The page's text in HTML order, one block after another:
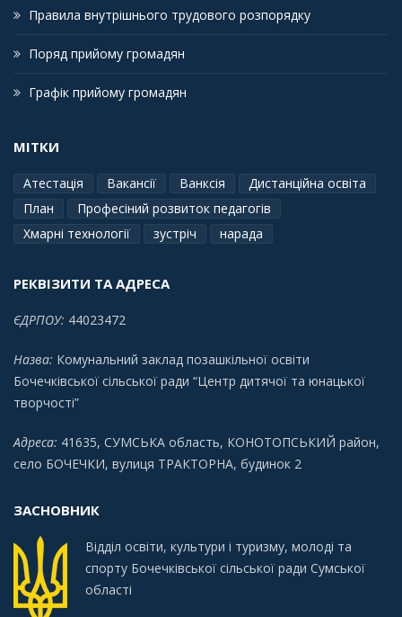
Правила внутрішнього трудового розпорядку
Поряд прийому громадян
Графік прийому громадян
МІТКИ
Атестація Вакансії Ванксія
Дистанційна освіта
План
Професіний розвиток педагогів
Хмарні технології
зустріч нарада
РЕКВІЗИТИ ТА АДРЕСА
ЄДРПОУ: 44023472
Назва: Комунальний заклад позашкільної освіти
Бочечківської сільської ради “Центр дитячої та юнацької
творчості”
Адреса: 41635, СУМСЬКА область, КОНОТОПСЬКИЙ район,
село БОЧЕЧКИ, вулиця ТРАКТОРНА, будинок 2
ЗАСНОВНИК
Відділ освіти, культури і туризму, молоді та
спорту Бочечківської сільської ради Сумської
області